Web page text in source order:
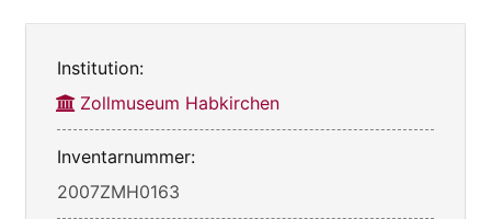
Institution:
Zollmuseum Habkirchen
Inventarnummer:
2007ZMH0163